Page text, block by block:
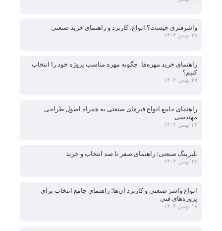
واشرفنری چیست؟ انواع، کاربرد و راهنمای خرید صنعتی
۲۸ بهمن ۱۴۰۴
راهنمای خرید مهره‌ها: چگونه مهره مناسب پروژه خود را انتخاب
کنیم؟
۲۷ بهمن ۱۴۰۴
راهنمای جامع انواع فنرهای صنعتی به همراه اصول طراحی
مهندسی
۲۶ بهمن ۱۴۰۴
بلبرینگ صنعتی؛ راهنمای صفر تا صد انتخاب و خرید
۲۳ بهمن ۱۴۰۴
انواع واشر صنعتی و کاربرد آن‌ها؛ راهنمای جامع انتخاب برای
پروژه‌های فنی
۱۸ بهمن ۱۴۰۴